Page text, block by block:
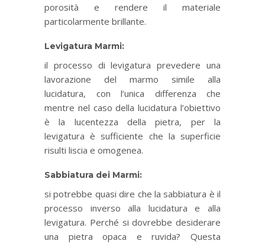
porosità e rendere il materiale
particolarmente brillante.
Levigatura Marmi:
il processo di levigatura prevedere una
lavorazione del marmo simile alla
lucidatura, con l’unica differenza che
mentre nel caso della lucidatura l’obiettivo
è la lucentezza della pietra, per la
levigatura è sufficiente che la superficie
risulti liscia e omogenea.
Sabbiatura dei Marmi:
si potrebbe quasi dire che la sabbiatura è il
processo inverso alla lucidatura e alla
levigatura. Perché si dovrebbe desiderare
una pietra opaca e ruvida? Questa